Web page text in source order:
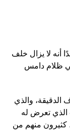
أنه لا يزال خلف
ظلام دامس
الدقيقة، والذي
الذي تعرض له
كثيرون منهم من